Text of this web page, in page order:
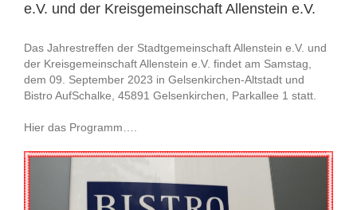
e.V. und der Kreisgemeinschaft Allenstein e.V.
Das Jahrestreffen der Stadtgemeinschaft Allenstein e.V. und
der Kreisgemeinschaft Allenstein e.V. findet am Samstag,
dem 09. September 2023 in Gelsenkirchen-Altstadt und
Bistro AufSchalke, 45891 Gelsenkirchen, Parkallee 1 statt.
Hier das Programm….